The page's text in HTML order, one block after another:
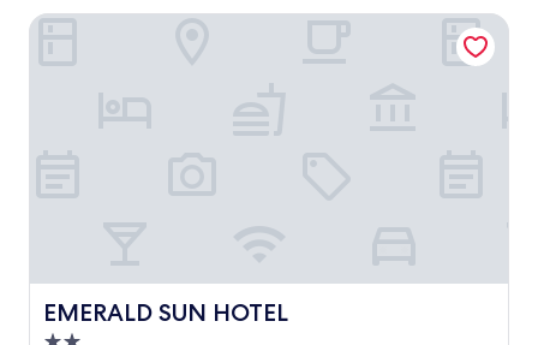
EMERALD SUN HOTEL
EMERALD SUN HOTEL
EMERALD SUN HOTEL